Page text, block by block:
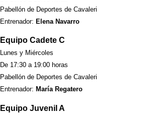
Pabellón de Deportes de Cavaleri
Entrenador: Elena Navarro
Equipo Cadete C
Lunes y Miércoles
De 17:30 a 19:00 horas
Pabellón de Deportes de Cavaleri
Entrenador: María Regatero
Equipo Juvenil A